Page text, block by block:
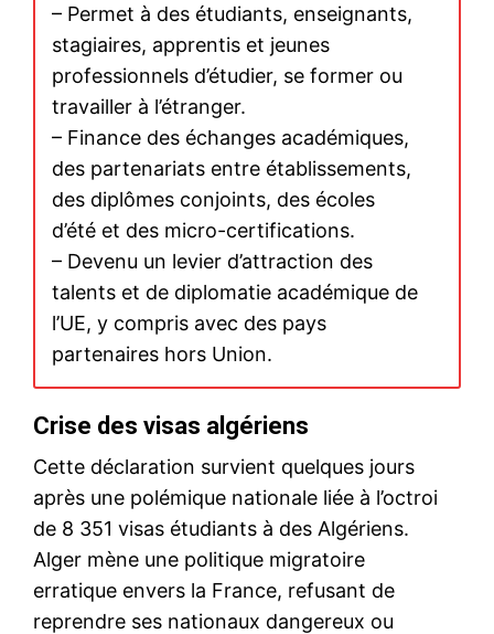
– Permet à des étudiants, enseignants,
stagiaires, apprentis et jeunes
professionnels d’étudier, se former ou
travailler à l’étranger.
– Finance des échanges académiques,
des partenariats entre établissements,
des diplômes conjoints, des écoles
d’été et des micro-certifications.
– Devenu un levier d’attraction des
talents et de diplomatie académique de
l’UE, y compris avec des pays
partenaires hors Union.
Crise des visas algériens
Cette déclaration survient quelques jours
après une polémique nationale liée à l’octroi
de 8 351 visas étudiants à des Algériens.
Alger mène une politique migratoire
erratique envers la France, refusant de
reprendre ses nationaux dangereux ou